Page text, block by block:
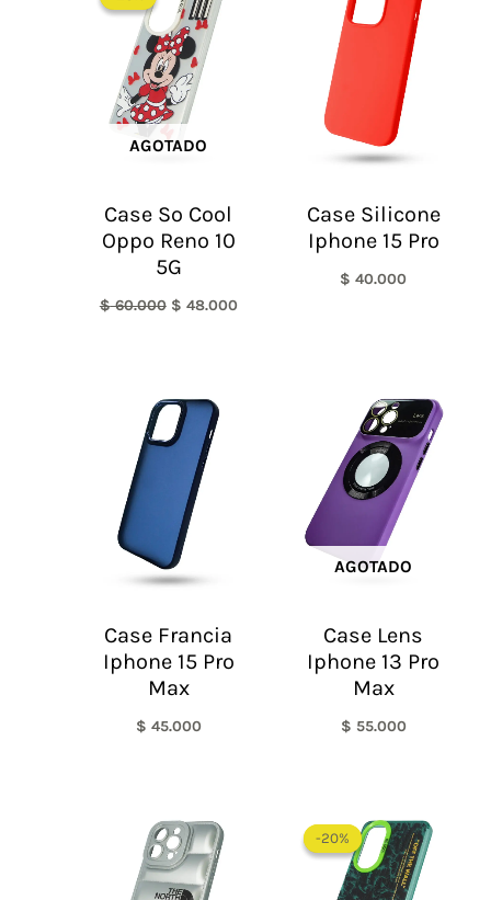
AGOTADO
Case So Cool
Oppo Reno 10
5G
$60.000
original
era:
$ 60.000.
$ 48.000
Case Silicone
Iphone 15 Pro
$ 40.000
Case Francia
Iphone 15 Pro
Max
$ 45.000
AGOTADO
Case Lens
Iphone 13 Pro
Max
$ 55.000
-20%
-20%
precio
original
era:
$ 60.000.